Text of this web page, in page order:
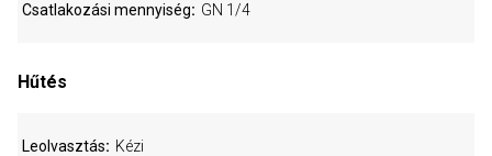
Csatlakozási mennyiség GN 1/4
Hűtés
Leolvasztás Kézi